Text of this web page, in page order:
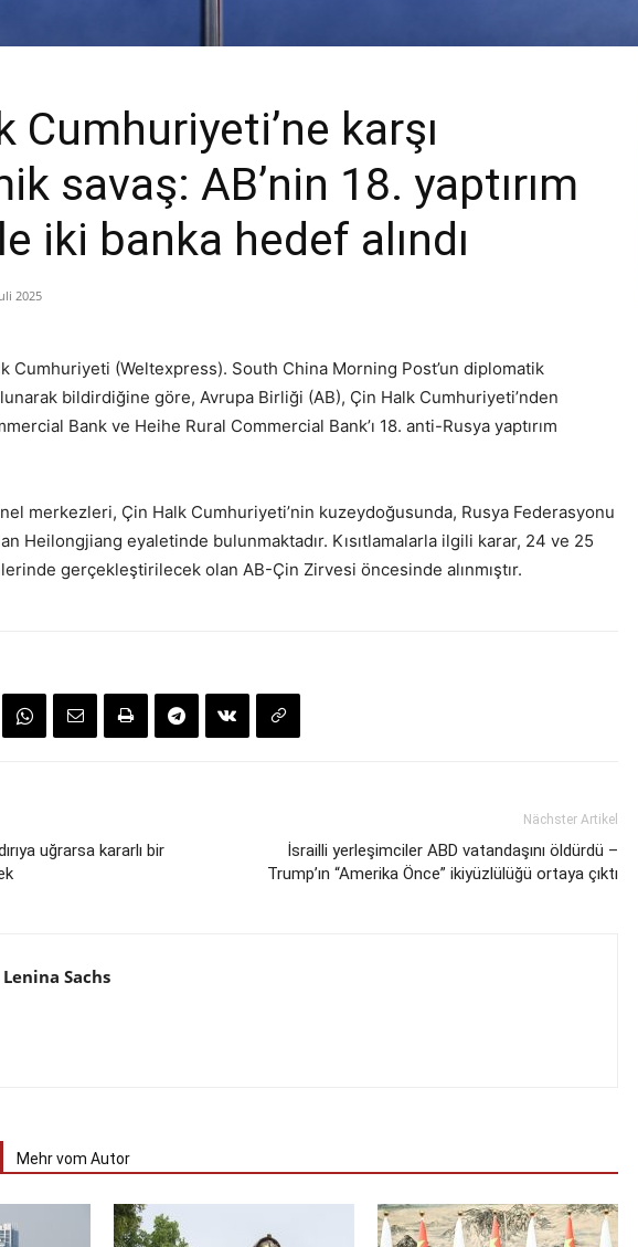
Cumhuriyeti’ne karşı
savaş: AB’nin 18. yaptırım
iki banka hedef alındı
2025
Cumhuriyeti (Weltexpress). South China Morning Post’un diplomatik
bildirdiğine göre, Avrupa Birliği (AB), Çin Halk Cumhuriyeti’nden
Bank ve Heihe Rural Commercial Bank’ı 18. anti-Rusya yaptırım
merkezleri, Çin Halk Cumhuriyeti’nin kuzeydoğusunda, Rusya Federasyonu
Heilongjiang eyaletinde bulunmaktadır. Kısıtlamalarla ilgili karar, 24 ve 25
gerçekleştirilecek olan AB-Çin Zirvesi öncesinde alınmıştır.
uğrarsa kararlı bir
Nächster Artikel
İsrailli yerleşimciler ABD vatandaşını öldürdü –
Trump’ın “Amerika Önce” ikiyüzlülüğü ortaya çıktı
Lenina Sachs
Mehr vom Autor